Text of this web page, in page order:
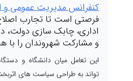
کنفرانس مدیریت عمومی و
فرصتی است تا تجارب
اداری، چابک سازی دولت،
و مشارکت شهروندان را با
این تعامل میان دانشگاه و
تواند به طراحی سیاست های